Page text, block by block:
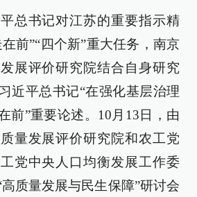
总书记对江苏的重要指示精
前”“四个新”重大任务，南京
展评价研究院结合自身研究
近平总书记“在强化基层治理
前”重要论述。10月13日，由
量发展评价研究院和农工党
党中央人口均衡发展工作委
质量发展与民生保障”研讨会